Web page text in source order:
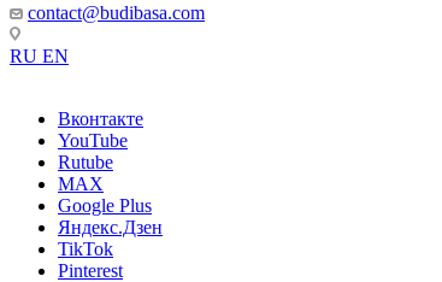
contact@budibasa.com
RU EN
Вконтакте
YouTube
Rutube
MAX
Google Plus
Яндекс.Дзен
TikTok
Pinterest